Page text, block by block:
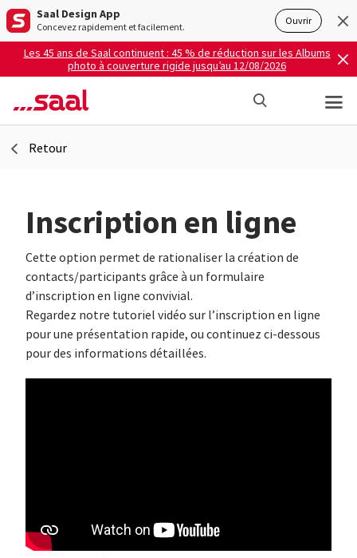
Saal Design App
Concevez rapidement et facilement. Ouvrir
Les 45 ans de Saal continuent : 45 % de réduction sur les Albums
photo à couverture rigide jusqu’au 12/08/2026
Retour
Inscription en ligne
Cette option permet de rationaliser la création de
contacts/participants grâce à un formulaire
d’inscription en ligne convivial.
Regardez notre tutoriel vidéo sur l’inscription en ligne
pour une présentation rapide, ou continuez ci-dessous
pour des informations détaillées.